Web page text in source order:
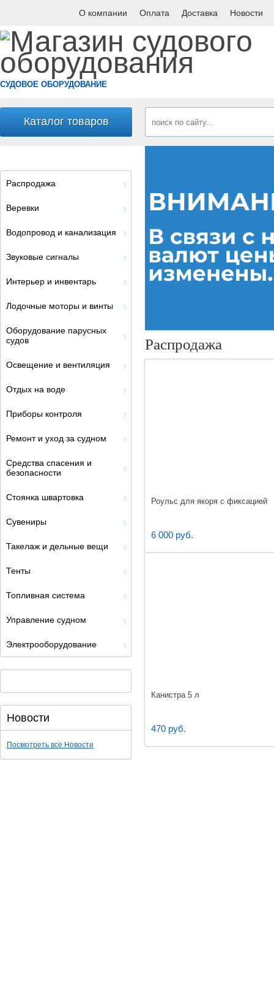
О компании Оплата Доставка Новости
СУДОВОЕ ОБОРУДОВАНИЕ
Каталог товаров
Распродажа
Роульс для якоря с фиксацией
6 000 руб.
Канистра 5 л
470 руб.
Распродажа
Веревки
Водопровод и канализация
Звуковые сигналы
Интерьер и инвентарь
Лодочные моторы и винты
Оборудование парусных
судов
Освещение и вентиляция
Отдых на воде
Приборы контроля
Ремонт и уход за судном
Средства спасения и
безопасности
Стоянка швартовка
Сувениры
Такелаж и дельные вещи
Тенты
Топливная система
Управление судном
Электрооборудование
Новости
Посмотреть все Новости